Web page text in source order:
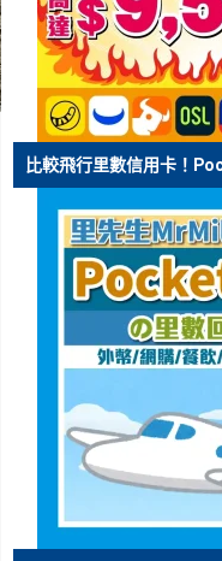
比較飛行里數信用卡！